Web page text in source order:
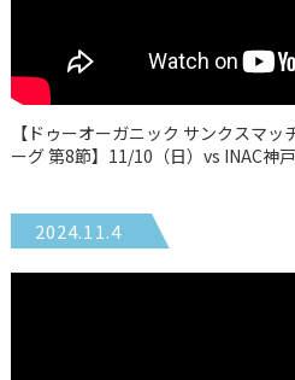
【ドゥーオーガニック サンクスマ
ーグ 第8節】11/10（日）vs INAC神
2024.11.4